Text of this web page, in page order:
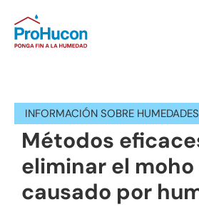
INFORMACIÓN SOBRE HUMEDADES
Métodos
eliminar el moho
causado por